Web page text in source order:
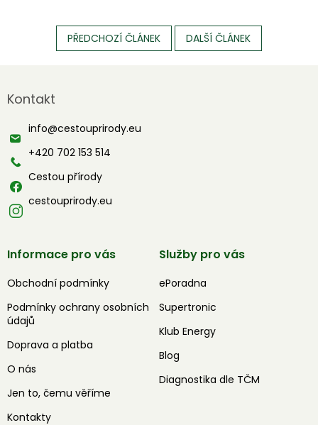
PŘEDCHOZÍ ČLÁNEK DALŠÍ ČLÁNEK
p
t
Kontakt
info@cestouprirody.eu
+420 702 153 514
Cestou přírody
cestouprirody.eu
Informace pro vás
Obchodní podmínky
Podmínky ochrany osobních
údajů
Doprava a platba
O nás
Jen to, čemu věříme
Kontakty
Služby pro vás
ePoradna
Supertronic
Klub Energy
Blog
Diagnostika dle TČM